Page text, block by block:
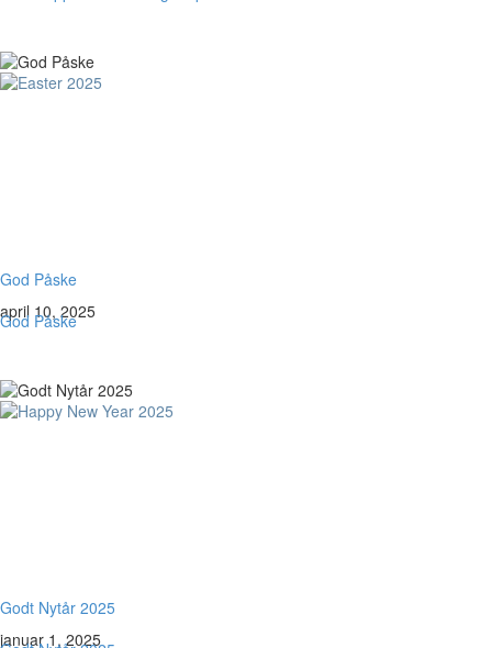
God Påske
april 10, 2025
God Påske
Godt Nytår 2025
januar 1, 2025